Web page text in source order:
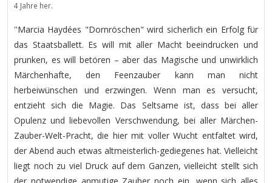
4 Jahre her.
''Marcia Haydées "Dornröschen" wird sicherlich ein Erfolg für
das Staatsballett. Es will mit aller Macht beeindrucken und
prunken, es will betören – aber das Magische und unwirklich
Märchenhafte, den Feenzauber kann man nicht
herbeiwünschen und erzwingen. Wenn man es versucht,
entzieht sich die Magie. Das Seltsame ist, dass bei aller
Opulenz und liebevollen Verschwendung, bei aller Märchen-
Zauber-Welt-Pracht, die hier mit voller Wucht entfaltet wird,
der Abend auch etwas altmeisterlich-gediegenes hat. Vielleicht
liegt noch zu viel Druck auf dem Ganzen, vielleicht stellt sich